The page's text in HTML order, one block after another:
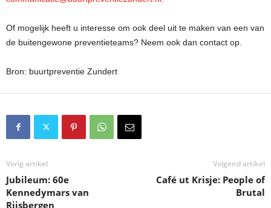
Of mogelijk heeft u interesse om ook deel uit te maken van een van
de buitengewone preventieteams? Neem ook dan contact op.
Bron: buurtpreventie Zundert
Vorig artikel
Jubileum: 60e
Kennedymars van
Rijsbergen
Volgend artikel
Café ut Krisje: People of
Brutal